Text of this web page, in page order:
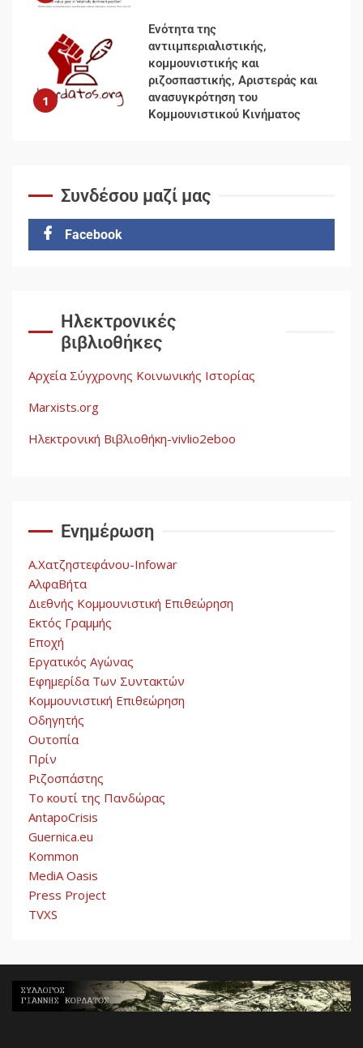
1
Ενότητα της
αντιιμπεριαλιστικής,
κομμουνιστικής και
ριζοσπαστικής, Αριστεράς και
ανασυγκρότηση του
Κομμουνιστικού Κινήματος
Ρεύματος
Η ένδεια της σοσιαλιστικής
σκέψης: Η Νεοαποικιοκρατία
και η Απουσία Ιστορικής
Παγκόσμιο Νότο
5
Συνδέσου μαζί μας
Facebook
Ηλεκτρονικές
βιβλιοθήκες
Αρχεία Σύγχρονης Κοινωνικής Ιστορίας
Marxists.org
Ηλεκτρονική Βιβλιοθήκη-vivlio2eboo
Ενημέρωση
Α.Χατζηστεφάνου-Infowar
ΑλφαΒήτα
Διεθνής Κομμουνιστική Επιθεώρηση
Εκτός Γραμμής
Εποχή
Εργατικός Αγώνας
Εφημερίδα Των Συντακτών
Κομμουνιστική Επιθεώρηση
Οδηγητής
Ουτοπία
Πρίν
Ριζοσπάστης
Το κουτί της Πανδώρας
AntapoCrisis
Guernica.eu
Kommon
MediA Oasis
Press Project
TVXS